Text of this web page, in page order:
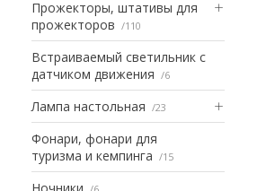
Прожекторы, штативы для
прожекторов
110
Встраиваемый светильник с
датчиком движения
6
Лампа настольная 23
Фонари, фонари для
туризма и кемпинга
15
Ночники